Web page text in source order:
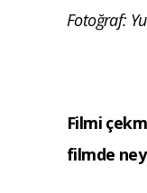
Fotoğraf:
Filmi
filmde